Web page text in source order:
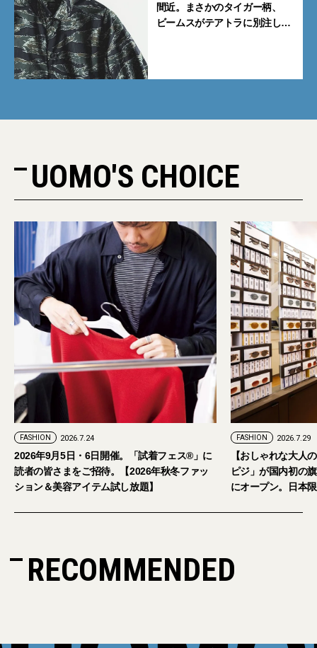
間近。まさかのタイガー柄、
ビームスがテアトラに別注した
UOMO'S CHOICE
「試着フェス®︎」に
2026年秋冬ファッ
放題】
【おしゃれな大人のアイウェア】パリ発「イジ
ピジ」が国内初の旗艦店をキャットストリート
にオープン。日本限定サングラスも登場
RECOMMENDED